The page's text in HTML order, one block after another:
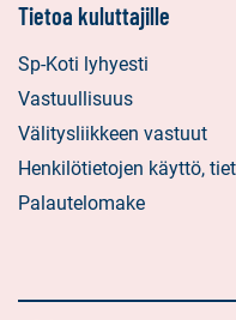
Tietoa kuluttajille
Sp-Koti lyhyesti
Vastuullisuus
Välitysliikkeen vastuut
Henkilötietojen käyttö,
Palautelomake